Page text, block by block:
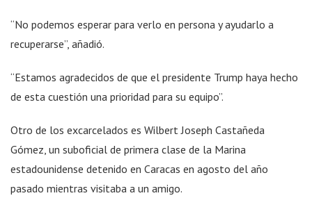
“No podemos esperar para verlo en persona y ayudarlo a
recuperarse”, añadió.
“Estamos agradecidos de que el presidente Trump haya hecho
de esta cuestión una prioridad para su equipo”.
Otro de los excarcelados es Wilbert Joseph Castañeda
Gómez, un suboficial de primera clase de la Marina
estadounidense detenido en Caracas en agosto del año
pasado mientras visitaba a un amigo.